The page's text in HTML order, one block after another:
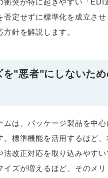
衝突が特に起きやすい「EDI
否定せずに標準化を成立させ
針を解説します。
を"悪者"にしないた
ムは、パッケージ製品を中心
。標準機能を活用するほど
法改正対応を取り込みやすい
イズが増えるほど、そのメリ